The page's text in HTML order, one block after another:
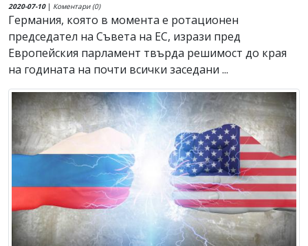
2020-07-10| Коментари (0)
Германия, която в момента е ротационен
председател на Съвета на ЕС, изрази пред
Европейския парламент твърда решимост до края
на годината на почти всички заседани ...